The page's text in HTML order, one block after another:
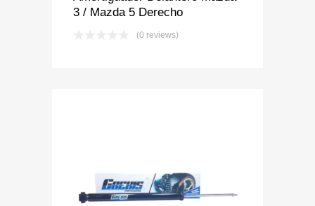
3 / Mazda 5 Derecho
(0 reviews)
Add to Wishlist
Add to Compare